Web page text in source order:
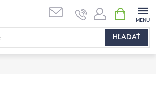
HĽADAŤ
KOŠÍK